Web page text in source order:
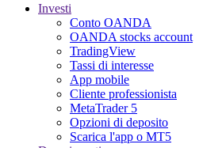
Investi
Conto OANDA
OANDA stocks account
TradingView
Tassi di interesse
App mobile
Cliente professionista
MetaTrader 5
Opzioni di deposito
Scarica l'app o MT5